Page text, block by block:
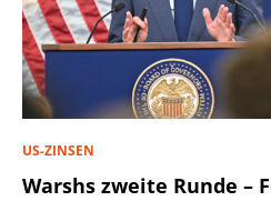
US-ZINSEN
Warshs zweite Runde –